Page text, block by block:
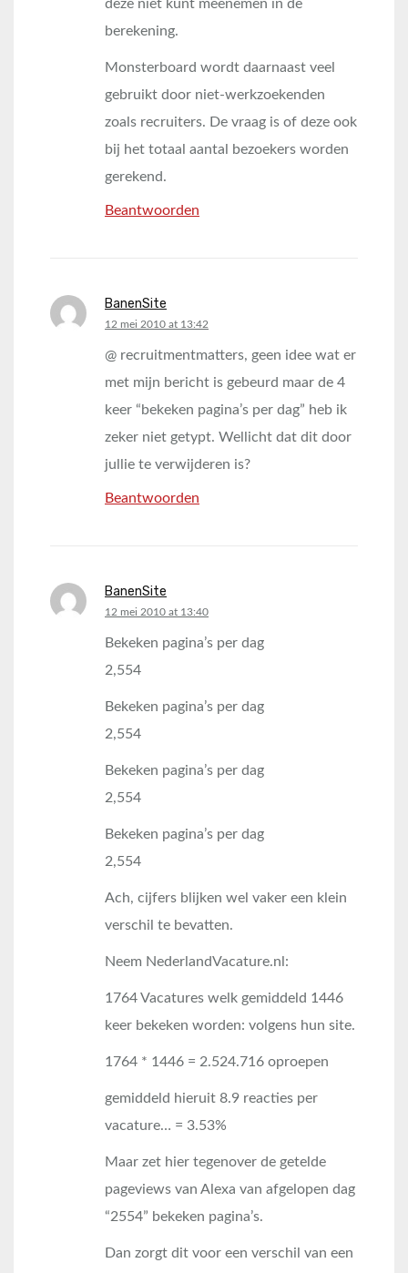
deze niet kunt meenemen in de
berekening.
Monsterboard wordt daarnaast veel
gebruikt door niet-werkzoekenden
zoals recruiters. De vraag is of deze ook
bij het totaal aantal bezoekers worden
gerekend.
Beantwoorden
BanenSite
says:
12 mei 2010 at 13:42
@ recruitmentmatters, geen idee wat er
met mijn bericht is gebeurd maar de 4
keer “bekeken pagina’s per dag” heb ik
zeker niet getypt. Wellicht dat dit door
jullie te verwijderen is?
Beantwoorden
BanenSite
says:
12 mei 2010 at 13:40
Bekeken pagina’s per dag
2,554
Bekeken pagina’s per dag
2,554
Bekeken pagina’s per dag
2,554
Bekeken pagina’s per dag
2,554
Ach, cijfers blijken wel vaker een klein
verschil te bevatten.
Neem NederlandVacature.nl:
1764 Vacatures welk gemiddeld 1446
keer bekeken worden: volgens hun site.
1764 * 1446 = 2.524.716 oproepen
gemiddeld hieruit 8.9 reacties per
vacature… = 3.53%
Maar zet hier tegenover de getelde
pageviews van Alexa van afgelopen dag
“2554” bekeken pagina’s.
Dan zorgt dit voor een verschil van een